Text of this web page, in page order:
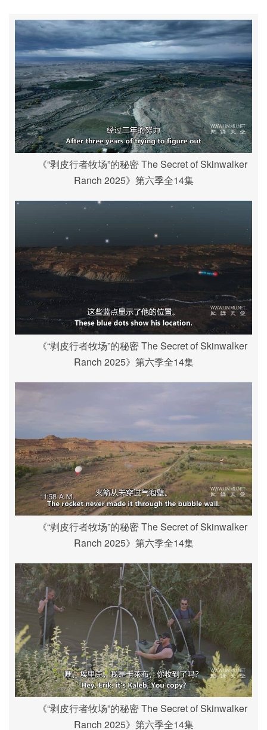
《“剥皮行者牧场”的秘密 The Secret of Skinwalker
Ranch 2025》第六季全14集
《“剥皮行者牧场”的秘密 The Secret of Skinwalker
Ranch 2025》第六季全14集
《“剥皮行者牧场”的秘密 The Secret of Skinwalker
Ranch 2025》第六季全14集
《“剥皮行者牧场”的秘密 The Secret of Skinwalker
Ranch 2025》第六季全14集